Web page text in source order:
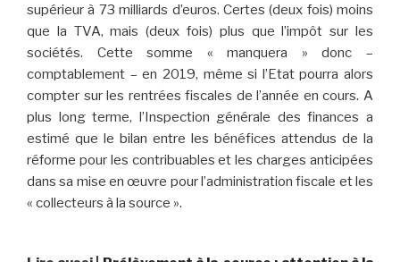
supérieur à 73 milliards d’euros. Certes (deux fois) moins
que la TVA, mais (deux fois) plus que l’impôt sur les
sociétés. Cette somme « manquera » donc –
comptablement – en 2019, même si l’Etat pourra alors
compter sur les rentrées fiscales de l’année en cours. A
plus long terme, l’Inspection générale des finances a
estimé que le bilan entre les bénéfices attendus de la
réforme pour les contribuables et les charges anticipées
dans sa mise en œuvre pour l’administration fiscale et les
« collecteurs à la source ».